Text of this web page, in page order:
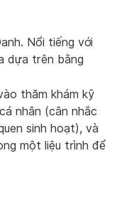
Nổi tiếng với
dựa trên bằng
thăm khám kỹ
nhân (cân nhắc
sinh hoạt), và
một liệu trình để